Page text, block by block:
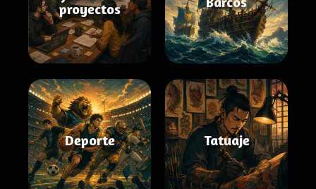
proyectos
Deporte Tatuaje